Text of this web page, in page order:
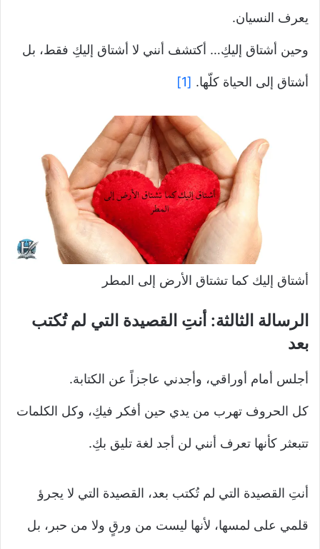
يعرف النسيان.
وحين أشتاق إليكِ… أكتشف أنني لا أشتاق إليكِ فقط، بل
أشتاق إلى الحياة كلّها. [1]
أشتاق إليك كما تشتاق الأرض إلى المطر
الرسالة الثالثة: أنتِ القصيدة التي لم تُكتب
بعد
أجلس أمام أوراقي، وأجدني عاجزاً عن الكتابة.
كل الحروف تهرب من يدي حين أفكر فيكِ، وكل الكلمات
تتبعثر كأنها تعرف أنني لن أجد لغة تليق بكِ.
أنتِ القصيدة التي لم تُكتب بعد، القصيدة التي لا يجرؤ
قلمي على لمسها، لأنها ليست من ورقٍ ولا من حبر، بل